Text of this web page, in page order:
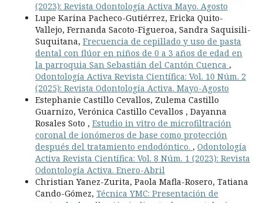
(2023): Revista Odontología Activa Mayo. Agosto
Lupe Karina Pacheco-Gutiérrez, Ericka Quito-
Vallejo, Fernanda Sacoto-Figueroa, Sandra Saquisili-
Suquitana, Frecuencia de cepillado y uso de pasta
dental con flúor en niños de 0 a 3 años de edad en
la parroquia San Sebastián del Cantón Cuenca ,
Odontología Activa Revista Científica: Vol. 10 Núm. 2
(2025): Revista Odontología Activa. Mayo-Agosto
Estephanie Castillo Cevallos, Zulema Castillo
Guarnizo, Verónica Castillo Cevallos , Dayanna
Rosales Soto , Estudio in vitro de microfiltración
coronal de ionómeros de base como protección
después del tratamiento endodóntico. , Odontología
Activa Revista Científica: Vol. 8 Núm. 1 (2023): Revista
Odontología Activa. Enero-Abril
Christian Yanez-Zurita, Paola Mafla-Rosero, Tatiana
Cando-Gómez, Técnica YMC: Presentación de